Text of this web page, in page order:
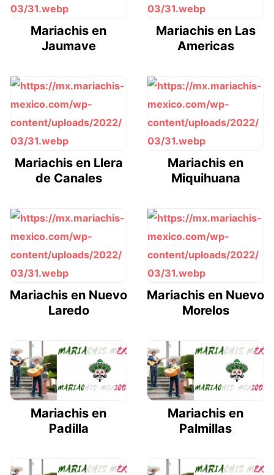
Mariachis en
Jaumave
Mariachis en Las
Americas
Mariachis en Llera
de Canales
Mariachis en
Miquihuana
Mariachis en Nuevo
Laredo
Mariachis en Nuevo
Morelos
Mariachis en
Padilla
Mariachis en
Palmillas